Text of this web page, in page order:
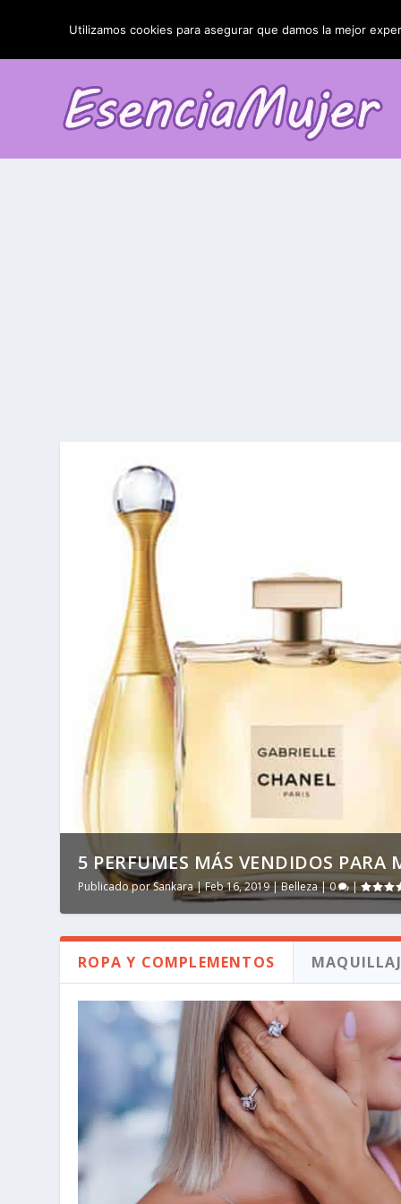
TENDENCIAS: La blefaroplastia y sus resultados
5 PERFUMES MÁS VENDIDOS PARA
Publicado porSankara|Feb 16, 2019|Belleza|0 |
ROPA Y COMPLEMENTOS
Utilizamos cookies para asegurar que damos la mejor